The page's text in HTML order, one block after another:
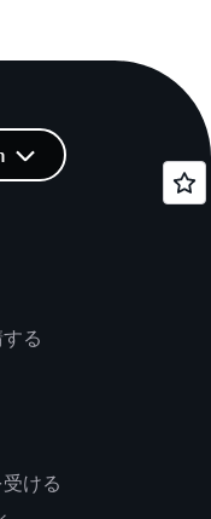
る
ける